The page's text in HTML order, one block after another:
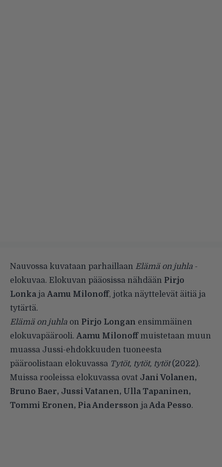
Nauvossa kuvataan parhaillaan Elämä on juhla -
elokuvaa. Elokuvan pääosissa nähdään Pirjo
Lonkaja Aamu Milonoff, jotka näyttelevät äitiä ja
tytärtä.
Elämä on juhla on Pirjo Longan ensimmäinen
elokuvapäärooli. Aamu Milonoffmuistetaan muun
muassa Jussi-ehdokkuuden tuoneesta
pääroolistaan elokuvassa Tytöt, tytöt, tytöt(2022).
Muissa rooleissa elokuvassa ovat Jani Volanen,
Bruno Baer, Jussi Vatanen, Ulla Tapaninen,
Tommi Eronen, Pia Andersson jaAda Pesso.